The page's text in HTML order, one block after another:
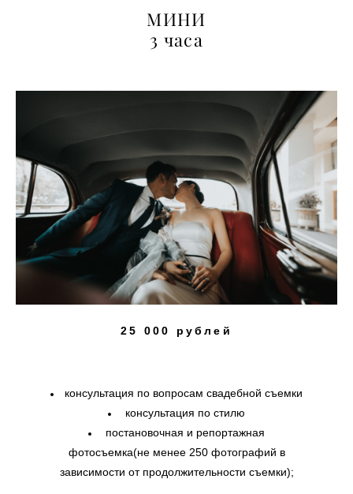
МИНИ
3 часа
25 000 рублей
консультация по вопросам свадебной съемки
консультация по стилю
постановочная и репортажная
фотосъемка(не менее 250 фотографий в
зависимости от продолжительности съемки);​